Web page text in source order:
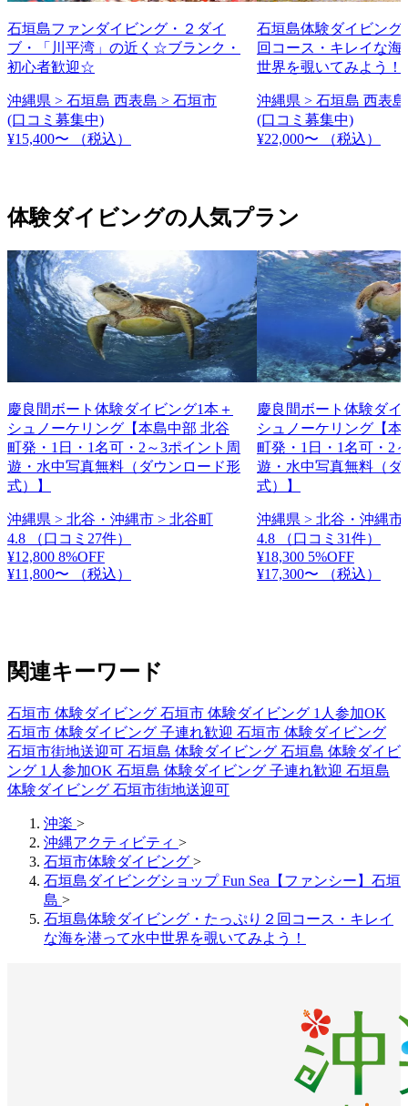
石垣島ファンダイビング・２ダイ
ブ・「川平湾」の近く☆ブランク・
初心者歓迎☆
沖縄県 > 石垣島 西表島 > 石垣市
(口コミ募集中)
¥15,400〜
（税込）
石垣島体験ダイビング
回コース・キレイな海
世界を覗いてみよう！
沖縄県 > 石垣島 西表
(口コミ募集中)
¥22,000〜
（税込）
体験ダイビングの人気プラン
慶良間ボート体験ダイビング1本＋
シュノーケリング【本島中部 北谷
町発・1日・1名可・2～3ポイント周
遊・水中写真無料（ダウンロード形
式）】
沖縄県 > 北谷・沖縄市 > 北谷町
4.8
（口コミ27件）
¥12,800 8%OFF
¥11,800〜
（税込）
慶良間ボート体験ダイ
シュノーケリング【本
町発・1日・1名可・2
遊・水中写真無料（ダ
式）】
沖縄県 > 北谷・沖縄市
4.8
（口コミ31件）
¥18,300 5%OFF
¥17,300〜
（税込）
関連キーワード
石垣市 体験ダイビング 石垣市 体験ダイビング 1人参加OK
石垣市 体験ダイビング 子連れ歓迎 石垣市 体験ダイビング
石垣市街地送迎可 石垣島 体験ダイビング 石垣島 体験ダイビ
ング 1人参加OK 石垣島 体験ダイビング 子連れ歓迎 石垣島
体験ダイビング 石垣市街地送迎可
沖楽 >
沖縄アクティビティ >
石垣市体験ダイビング >
石垣島ダイビングショップ Fun Sea【ファンシー】石垣
島 >
石垣島体験ダイビング・たっぷり２回コース・キレイ
な海を潜って水中世界を覗いてみよう！